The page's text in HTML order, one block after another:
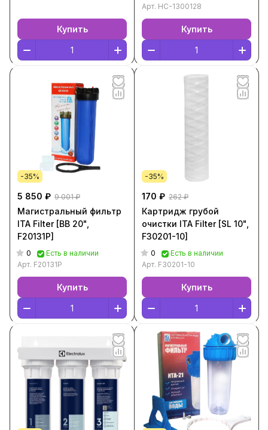
Купить
Арт. НС-1300128
Купить
-35%
5 850 ₽ 9 001 ₽
Магистральный фильтр
ITA Filter [BB 20",
F20131P]
0
Есть в наличии
Арт. F20131P
Купить
-35%
170 ₽ 262 ₽
Картридж грубой
очистки ITA Filter [SL 10",
F30201-10]
0
Есть в наличии
Арт. F30201-10
Купить